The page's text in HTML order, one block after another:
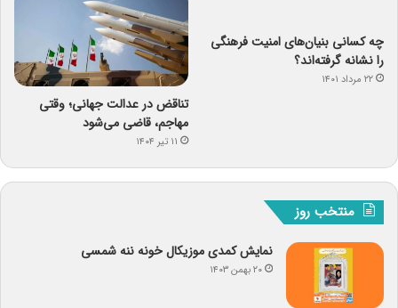
چه کسانی بنیان‌های امنیت فرهنگی
را نشانه گرفته‌اند؟
۲۲ مرداد ۱۴۰۱
تناقض در عدالت جهانی؛ وقتی
مهاجم، قاضی می‌شود
۱۱ تیر ۱۴۰۴
منتخب روز
نمایش کمدی موزیکال خونه ننه شمسی
۲۰ بهمن ۱۴۰۳